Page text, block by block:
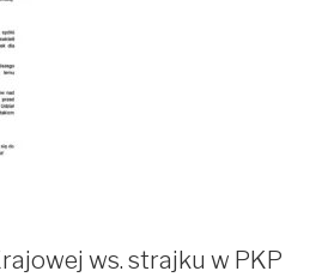
ws. strajku w PKP